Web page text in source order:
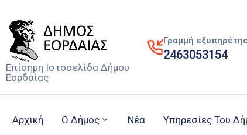
Επίσημη Ιστοσελίδα Δήμου
Εορδαίας
Γραμμή
2463053154
Αρχική Ο Δήμος Νέα Υπηρεσίες Του